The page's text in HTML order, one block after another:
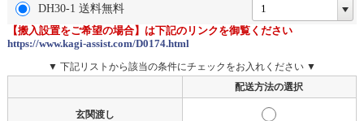
DH30-1 送料無料
【搬入設置をご希望の場合】は下記のリンクを御覧ください
https://www.kagi-assist.com/D0174.html
▼ 下記リストから該当の条件にチェックをお入れください ▼
配送方法の選択
玄関渡し